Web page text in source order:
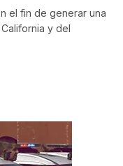
el fin de generar una
y del